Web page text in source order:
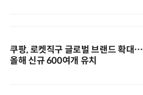
쿠팡, 로켓직구 글로벌 브랜드 확대…
올해 신규 600여개 유치